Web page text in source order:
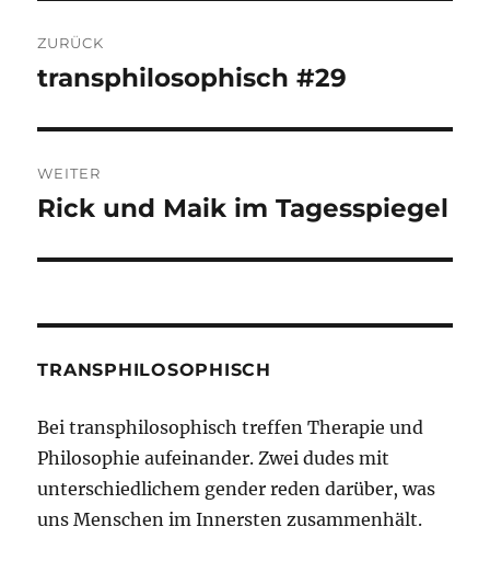
ZURÜCK
Vorheriger
transphilosophisch #29
WEITER
Nächster
Rick und Maik im Tagesspiegel
TRANSPHILOSOPHISCH
Bei transphilosophisch treffen Therapie und
Philosophie aufeinander. Zwei dudes mit
unterschiedlichem gender reden darüber, was
uns Menschen im Innersten zusammenhält.